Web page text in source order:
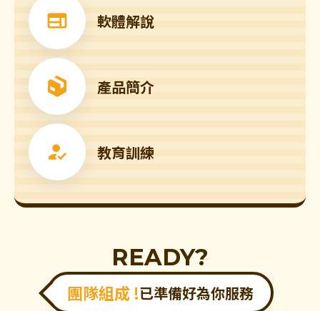
軟體解說
產品簡介
教育訓練
READY?
團隊組成 !已準備好為你服務